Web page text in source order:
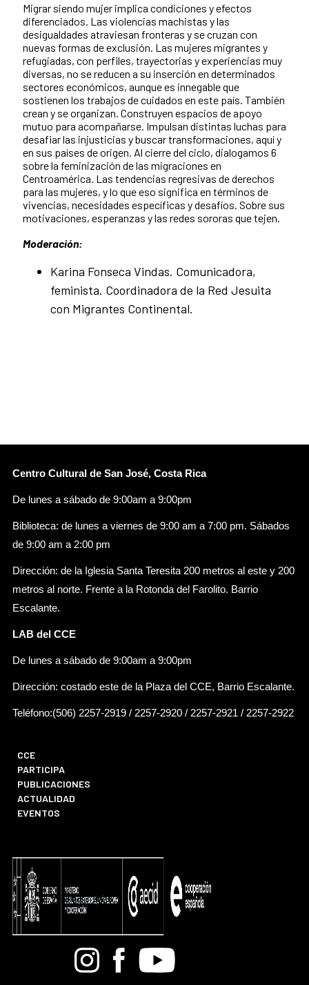
Migrar siendo mujer implica condiciones y efectos
diferenciados. Las violencias machistas y las
desigualdades atraviesan fronteras y se cruzan con
nuevas formas de exclusión. Las mujeres migrantes y
refugiadas, con perfiles, trayectorias y experiencias muy
diversas, no se reducen a su inserción en determinados
sectores económicos, aunque es innegable que
sostienen los trabajos de cuidados en este país. También
crean y se organizan. Construyen espacios de apoyo
mutuo para acompañarse. Impulsan distintas luchas para
desafiar las injusticias y buscar transformaciones, aquí y
en sus países de origen. Al cierre del ciclo, dialogamos 6
sobre la feminización de las migraciones en
Centroamérica. Las tendencias regresivas de derechos
para las mujeres, y lo que eso significa en términos de
vivencias, necesidades específicas y desafíos. Sobre sus
motivaciones, esperanzas y las redes sororas que tejen.
Moderación:
Karina Fonseca Vindas. Comunicadora,
feminista. Coordinadora de la Red Jesuita
con Migrantes Continental.
Centro Cultural de San José, Costa Rica
De lunes a sábado de 9:00am a 9:00pm
Biblioteca: de lunes a viernes de 9:00 am a 7:00 pm. Sábados
de 9:00 am a 2:00 pm
Dirección: de la Iglesia Santa Teresita 200 metros al este y 200
metros al norte. Frente a la Rotonda del Farolito. Barrio
Escalante.
LAB del CCE
De lunes a sábado de 9:00am a 9:00pm
Dirección: costado este de la Plaza del CCE, Barrio Escalante.
Teléfono:(506) 2257-2919 / 2257-2920 / 2257-2921 / 2257-2922
CCE
PARTICIPA
PUBLICACIONES
ACTUALIDAD
EVENTOS
BandcampInstagramFacebook
Youtube